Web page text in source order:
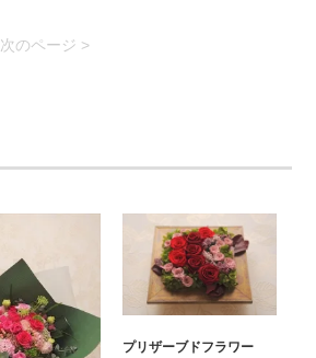
次のページ >
プリザーブドフラワー